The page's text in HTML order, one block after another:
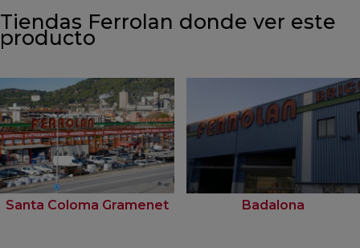
Tiendas Ferrolan donde ver este
producto
Santa Coloma Gramenet Badalona